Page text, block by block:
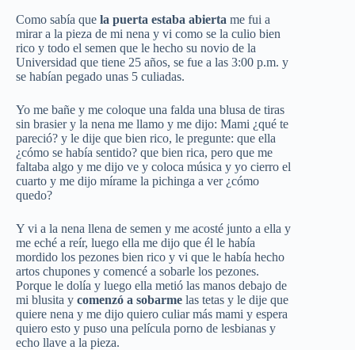
Como sabía que la puerta estaba abierta me fui a
mirar a la pieza de mi nena y vi como se la culio bien
rico y todo el semen que le hecho su novio de la
Universidad que tiene 25 años, se fue a las 3:00 p.m. y
se habían pegado unas 5 culiadas.
Yo me bañe y me coloque una falda una blusa de tiras
sin brasier y la nena me llamo y me dijo: Mami ¿qué te
pareció? y le dije que bien rico, le pregunte: que ella
¿cómo se había sentido? que bien rica, pero que me
faltaba algo y me dijo ve y coloca música y yo cierro el
cuarto y me dijo mírame la pichinga a ver ¿cómo
quedo?
Y vi a la nena llena de semen y me acosté junto a ella y
me eché a reír, luego ella me dijo que él le había
mordido los pezones bien rico y vi que le había hecho
artos chupones y comencé a sobarle los pezones.
Porque le dolía y luego ella metió las manos debajo de
mi blusita y comenzó a sobarme las tetas y le dije que
quiere nena y me dijo quiero culiar más mami y espera
quiero esto y puso una película porno de lesbianas y
echo llave a la pieza.